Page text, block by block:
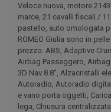
Veloce nuova, motore
marce, 21 cavalli fiscali /
pastello, auto omologata
ROMEO Giulia sono in
prezzo: ABS, Adaptive
Airbag Passeggero,
3D Nav 8.8'', Alzacristalli
Autoradio, Autoradio
e vano porta oggetti,
lega, Chiusura